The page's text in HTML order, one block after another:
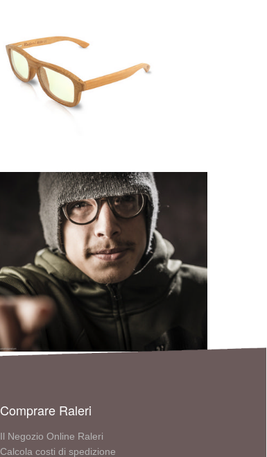
Comprare Raleri
Il Negozio Online Raleri
Calcola costi di spedizione